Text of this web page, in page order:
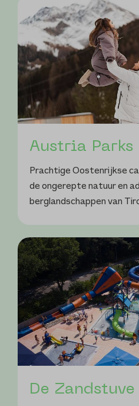
Austria Parks
Prachtige Oostenrijkse
de ongerepte natuur en
berglandschappen van
De Zandstuve